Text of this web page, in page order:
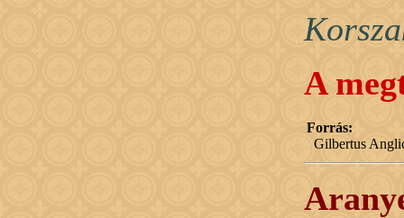
A
Forrás:
Gilbertus